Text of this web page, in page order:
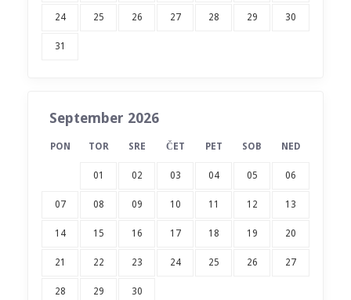
24 25 26 27 28 29 30
31
September 2026
PON TOR SRE ČET PET SOB NED
01 02 03 04 05 06
07 08 09 10 11 12 13
14 15 16 17 18 19 20
21 22 23 24 25 26 27
28 29 30